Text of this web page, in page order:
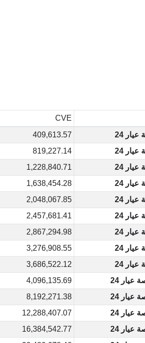
CVE
409,613.57
819,227.14
1,228,840.71
1,638,454.28
2,048,067.85
2,457,681.41
2,867,294.98
3,276,908.55
3,686,522.12
4,096,135.69
8,192,271.38
12,288,407.07
16,384,542.77